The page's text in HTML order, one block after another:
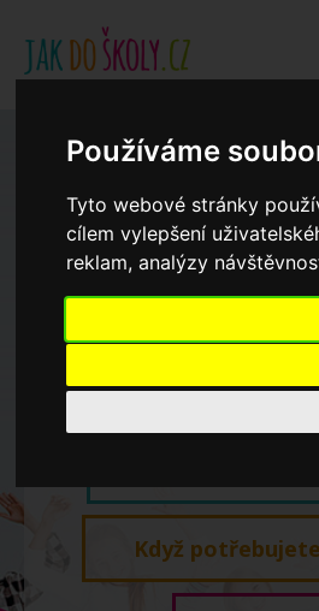
Používáme
Tyto webové stránky
cílem vylepšení
reklam, analýzy
Zápisy do ZŠ
Výroční
Koncepce
Když